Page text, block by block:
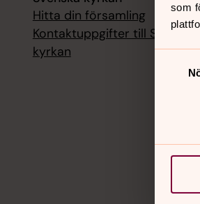
som
Hitta din församling
Kontaktuppgifter till Svenska
kyrkan